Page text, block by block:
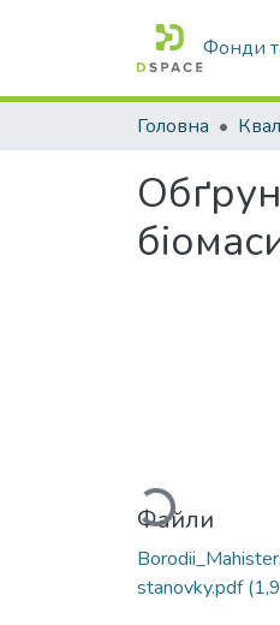
Фонди
Головна
Вантажиться...
Файли
stanovky.pdf